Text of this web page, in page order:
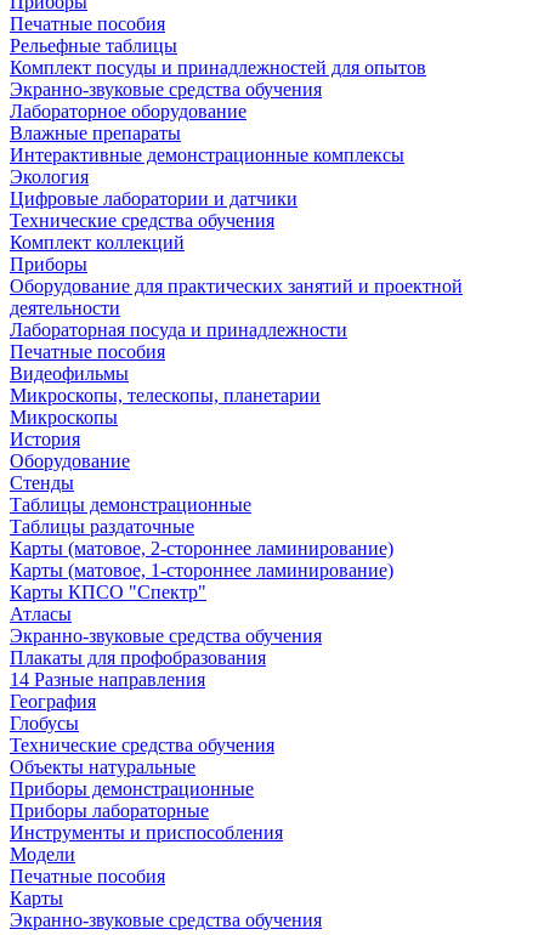
Печатные пособия
Рельефные таблицы
Комплект посуды и принадлежностей для опытов
Экранно-звуковые средства обучения
Лабораторное оборудование
Влажные препараты
Интерактивные демонстрационные комплексы
Экология
Цифровые лаборатории и датчики
Технические средства обучения
Комплект коллекций
Приборы
Оборудование для практических занятий и проектной
деятельности
Лабораторная посуда и принадлежности
Печатные пособия
Видеофильмы
Микроскопы, телескопы, планетарии
Микроскопы
История
Оборудование
Стенды
Таблицы демонстрационные
Таблицы раздаточные
Карты (матовое, 2-стороннее ламинирование)
Карты (матовое, 1-стороннее ламинирование)
Карты КПСО "Спектр"
Атласы
Экранно-звуковые средства обучения
Плакаты для профобразования
14 Разные направления
География
Глобусы
Технические средства обучения
Объекты натуральные
Приборы демонстрационные
Приборы лабораторные
Инструменты и приспособления
Модели
Печатные пособия
Карты
Экранно-звуковые средства обучения